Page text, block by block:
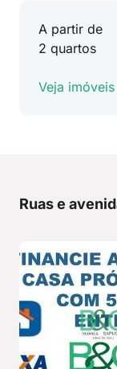
A partir de
2 quartos
Veja imóveis
Ruas e